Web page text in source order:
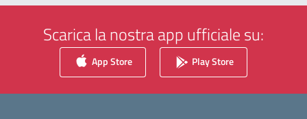
Scarica la nostra app ufficiale su:
App Store Play Store